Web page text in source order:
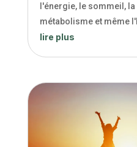
l'énergie, le sommeil,
métabolisme et même
lire plus